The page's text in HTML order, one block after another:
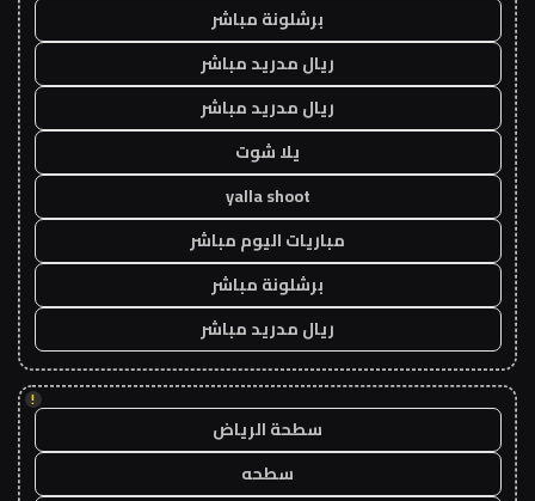
برشلونة مباشر
ريال مدريد مباشر
ريال مدريد مباشر
يلا شوت
yalla shoot
مباريات اليوم مباشر
برشلونة مباشر
ريال مدريد مباشر
!
سطحة الرياض
سطحه